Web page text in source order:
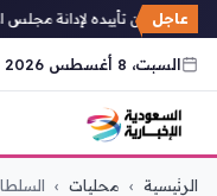
عاجل
يعرب عن تأييده لإدانة مجلس الأمن
السبت، 8 أغسطس 2026
التجاوز
الرئيسية › محليات ›